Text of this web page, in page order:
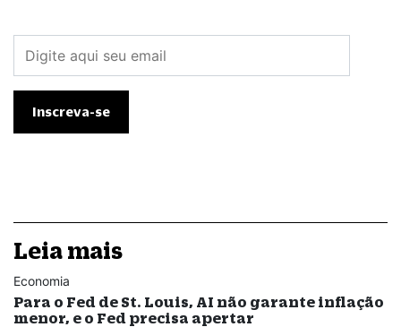
Leia mais
Economia
Para o Fed de St. Louis, AI não garante inflação
menor, e o Fed precisa apertar